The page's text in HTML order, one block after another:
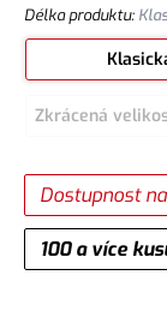
Délka produktu:
Zkrácená
100 a více
Dostupnost